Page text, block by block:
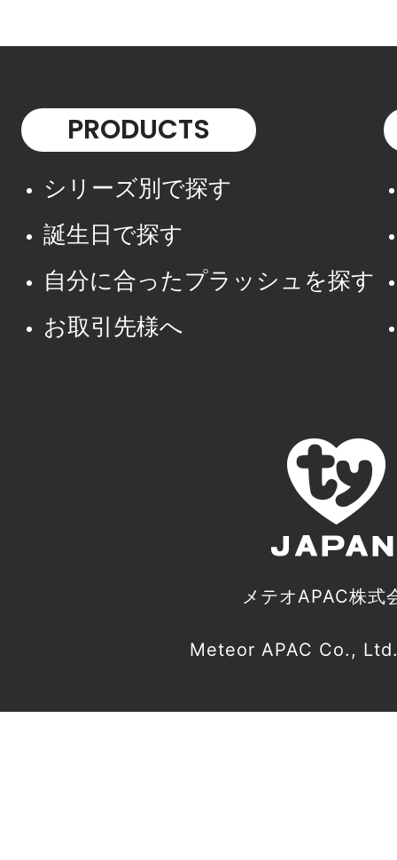
PRODUCTS
シリーズ別で探す
誕生日で探す
自分に合ったプラッシュを探す
お取引先様へ
メテオAPAC株式
Meteor APAC Co.,